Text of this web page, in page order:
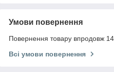
Умови повернення
Повернення товару впродовж
Всі умови повернення